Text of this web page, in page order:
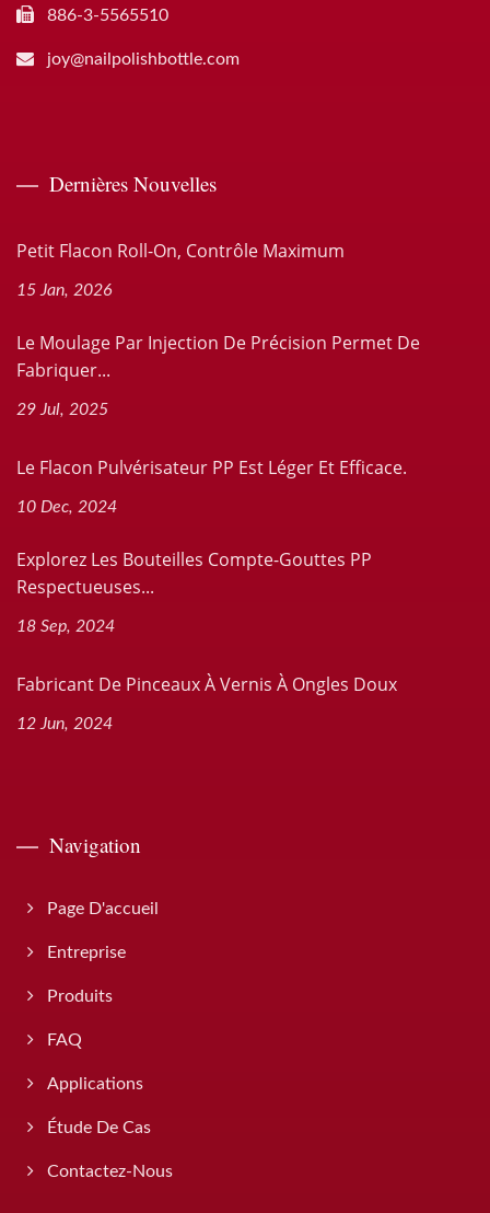
886-3-5565510
joy@nailpolishbottle.com
Dernières Nouvelles
Petit Flacon Roll-On, Contrôle Maximum
15 Jan, 2026
Le Moulage Par Injection De Précision Permet De
Fabriquer...
29 Jul, 2025
Le Flacon Pulvérisateur PP Est Léger Et Efficace.
10 Dec, 2024
Explorez Les Bouteilles Compte-Gouttes PP
Respectueuses...
18 Sep, 2024
Fabricant De Pinceaux À Vernis À Ongles Doux
12 Jun, 2024
Navigation
Page D'accueil
Entreprise
Produits
FAQ
Applications
Étude De Cas
Contactez-Nous